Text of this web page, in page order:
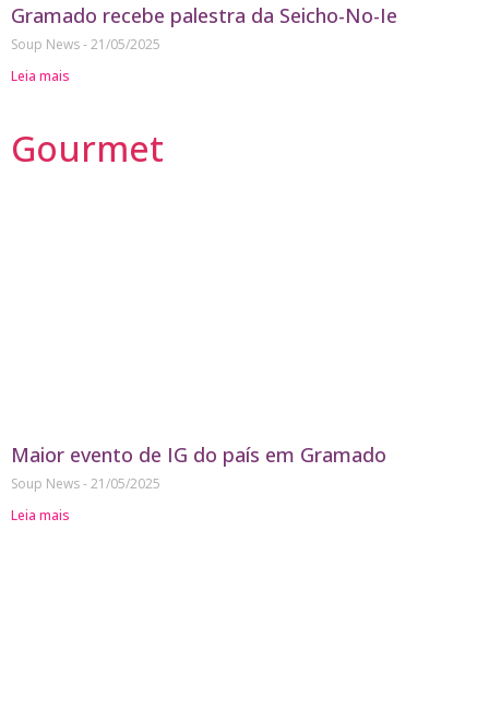
Gramado recebe palestra da Seicho-No-Ie
Soup News 21/05/2025
Leia mais
Gourmet
Maior evento de IG do país em Gramado
Soup News 21/05/2025
Leia mais